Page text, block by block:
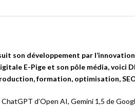
son développement par
E-Pige et son pôle média, voici
formation, optimisation,
d’Open AI, Gemini 1,5 de